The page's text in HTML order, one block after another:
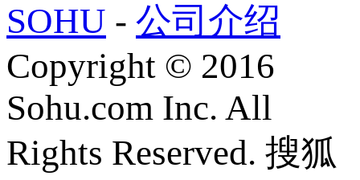
SOHU - 公司介绍
Copyright © 2016
Sohu.com Inc. All
Rights Reserved. 搜狐